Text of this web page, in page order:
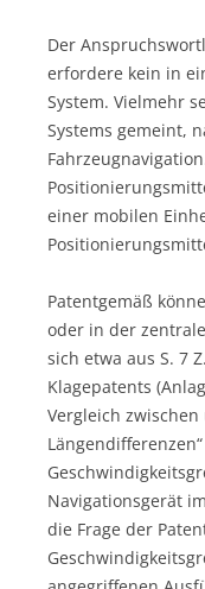
Der
erfordere kein in
System. Vielmehr
Systems gemeint,
einer mobilen
Patentgemäß
oder in der
sich etwa aus S. 7
Klagepatents
Vergleich
Navigationsgerät
die Frage der